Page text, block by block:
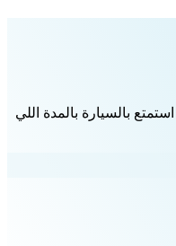
بالسيارة بالمدة اللي